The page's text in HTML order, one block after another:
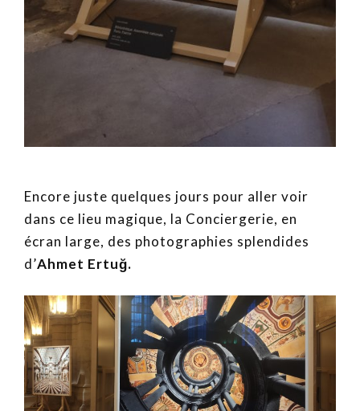
Encore juste quelques jours pour aller voir
dans ce lieu magique, la Conciergerie, en
écran large, des photographies splendides
d’Ahmet Ertuğ.